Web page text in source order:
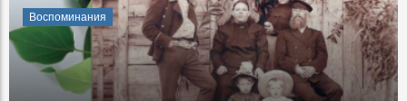
Воспоминания